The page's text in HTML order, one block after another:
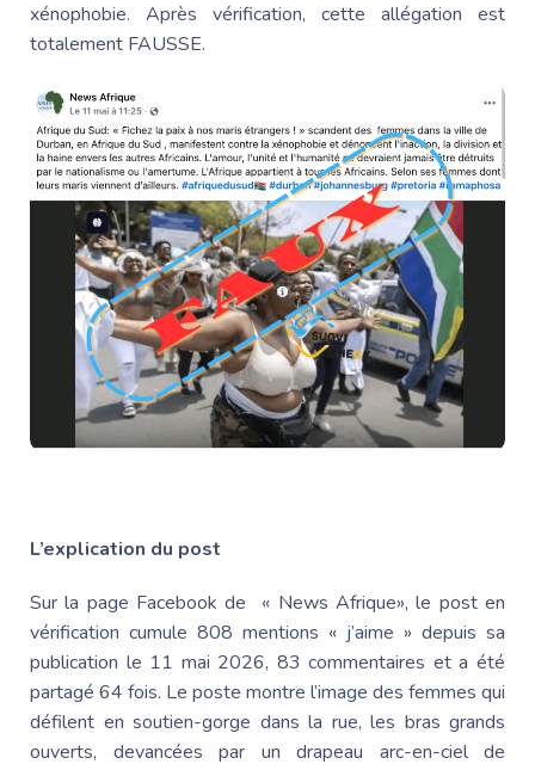
xénophobie. Après vérification, cette allégation est
totalement FAUSSE.
L’explication du post
Sur la page Facebook de « News Afrique», le post en
vérification cumule 808 mentions « j’aime » depuis sa
publication le 11 mai 2026, 83 commentaires et a été
partagé 64 fois. Le poste montre l’image des femmes qui
défilent en soutien-gorge dans la rue, les bras grands
ouverts, devancées par un drapeau arc-en-ciel de